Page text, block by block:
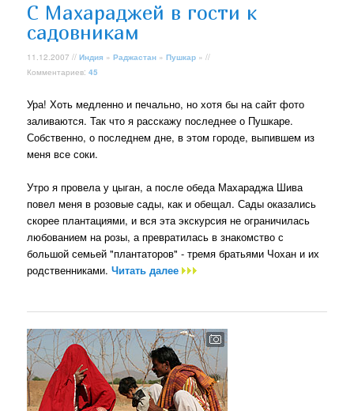
С Махараджей в гости к
садовникам
11.12.2007 //Индия »Раджастан »Пушкар » //
Комментариев:45
Ура! Хоть медленно и печально, но хотя бы на сайт фото
заливаются. Так что я расскажу последнее о Пушкаре.
Собственно, о последнем дне, в этом городе, выпившем из
меня все соки.
Утро я провела у цыган, а после обеда Махараджа Шива
повел меня в розовые сады, как и обещал. Сады оказались
скорее плантациями, и вся эта экскурсия не ограничилась
любованием на розы, а превратилась в знакомство с
большой семьей "плантаторов" - тремя братьями Чохан и их
родственниками.Читать далее